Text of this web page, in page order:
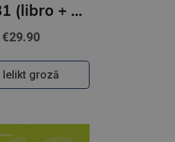
Dieci B1 (libro + audio e video online)
€29.90
Ielikt grozā